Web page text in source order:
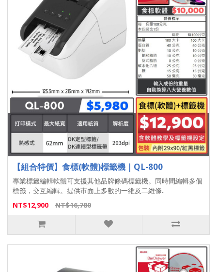
【組合特價】食標(軟體)標籤機｜QL-800
專業標籤編輯軟體可支援其他品牌條碼標籤機。同時間編輯多個
標籤，交互編輯。提供市面上多數的一維及二維條..
NT$12,900
NT$16,780